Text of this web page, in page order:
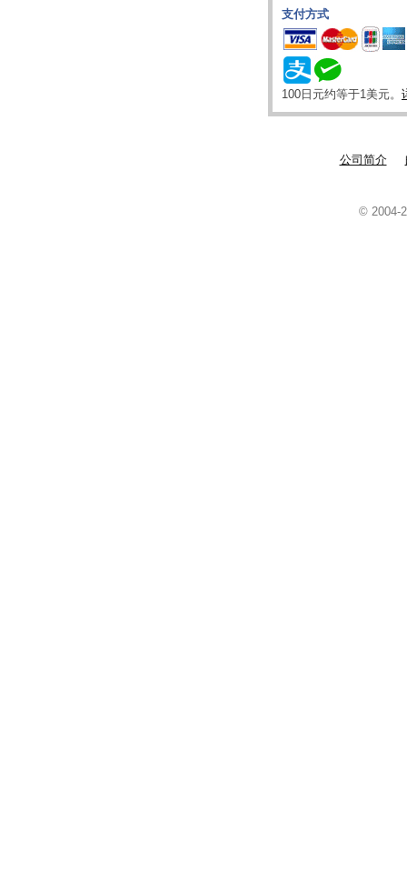
支付方式
100日元约等于1美元。
公司简介
© 2004-